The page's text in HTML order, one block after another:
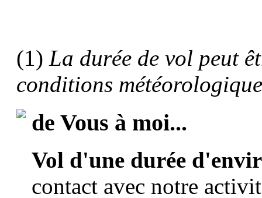
(1) La durée de vol peut
conditions
de Vous à moi...
Vol d'une durée
contact avec notre